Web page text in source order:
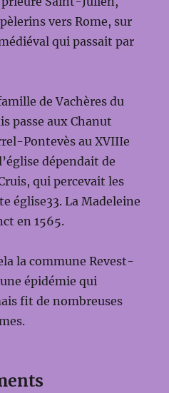
vers Rome, sur
qui passait par
de Vachères du
passe aux Chanut
Pontevès au XVIIIe
dépendait de
qui percevait les
église33. La Madeleine
en 1565.
la commune Revest-
épidémie qui
fit de nombreuses